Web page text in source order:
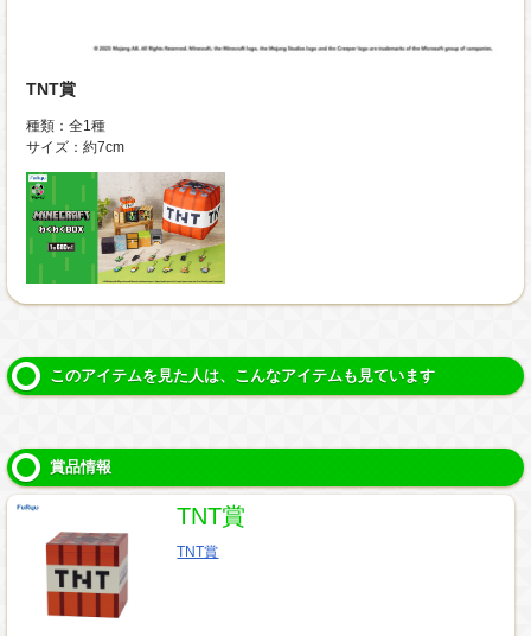
TNT賞
種類：全1種
サイズ：約7cm
このアイテムを見た人は、こんなアイテムも見ています
賞品情報
TNT賞
TNT賞